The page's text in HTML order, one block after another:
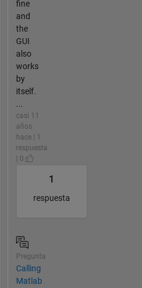
fine
and
the
GUI
also
works
by
itself.
...
casi 11
años
hace | 1
respuesta
| 0
1
respuesta
Pregunta
Calling
Matlab